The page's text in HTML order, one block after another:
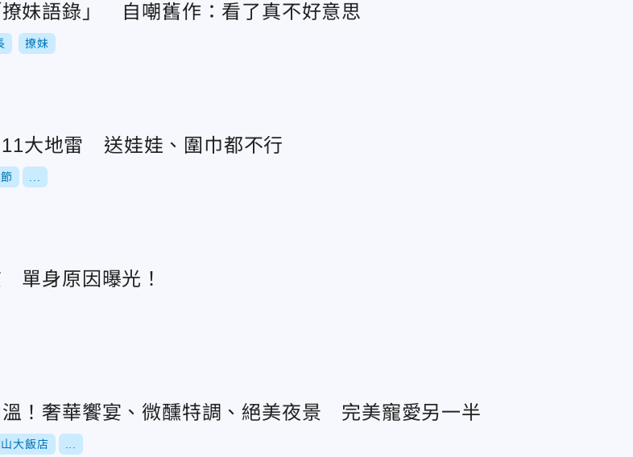
妹語錄」 自嘲舊作：看了真不好意思
撩妹
大地雷 送娃娃、圍巾都不行
單身原因曝光！
！奢華饗宴、微醺特調、絕美夜景 完美寵愛另一半
山大飯店